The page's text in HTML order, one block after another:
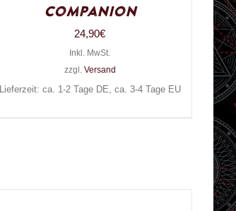
Companion
24,90€
Inkl. MwSt.
zzgl. Versand
Lieferzeit: ca. 1-2 Tage DE, ca. 3-4 Tage EU